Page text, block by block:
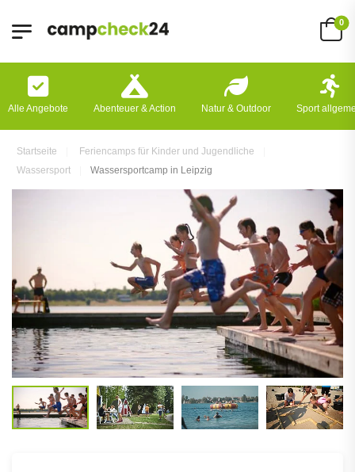
0
Alle Angebote Abenteuer & Action Natur & Outdoor Sport
Startseite
Feriencamps für Kinder und Jugendliche
Wassersport
Wassersportcamp in Leipzig